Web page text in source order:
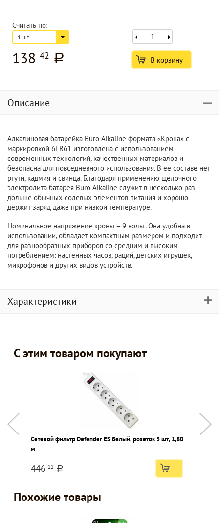
Считать по:
1 шт.
138 42 a В корзину
Описание
Алкалиновая батарейка Buro Alkaline формата «Крона» с
маркировкой 6LR61 изготовлена с использованием
современных технологий, качественных материалов и
безопасна для повседневного использования. В ее составе нет
ртути, кадмия и свинца. Благодаря применению щелочного
электролита батарея Buro Alkaline служит в несколько раз
дольше обычных солевых элементов питания и хорошо
держит заряд даже при низкой температуре.
Номинальное напряжение кроны – 9 вольт. Она удобна в
использовании, обладает компактным размером и подходит
для разнообразных приборов со средним и высоким
потреблением: настенных часов, раций, детских игрушек,
микрофонов и других видов устройств.
Характеристики
С этим товаром покупают
Сетевой фильтр Defender ES белый, розеток 5 шт, 1,80
м
446 22 a
Похожие товары